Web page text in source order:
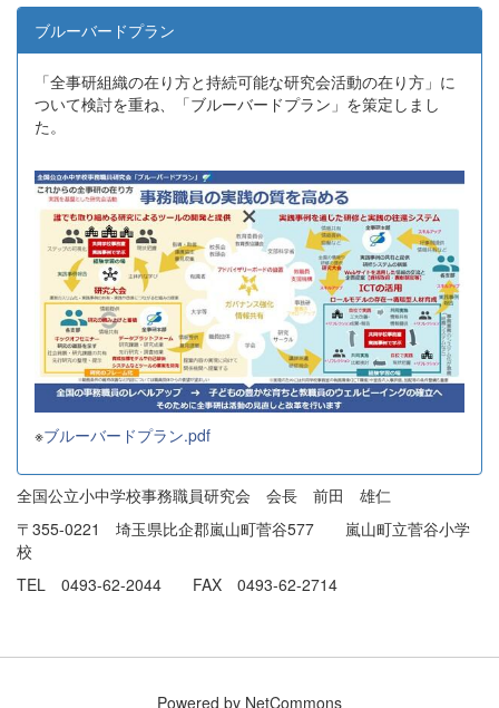
ブルーバードプラン
「全事研組織の在り方と持続可能な研究会活動の在り方」に
ついて検討を重ね、「ブルーバードプラン」を策定しまし
た。
※ブルーバードプラン.pdf
全国公立小中学校事務職員研究会 会長 前田 雄仁
〒355-0221 埼玉県比企郡嵐山町菅谷577 嵐山町立菅谷小学
校
TEL 0493-62-2044 FAX 0493-62-2714
Powered by NetCommons